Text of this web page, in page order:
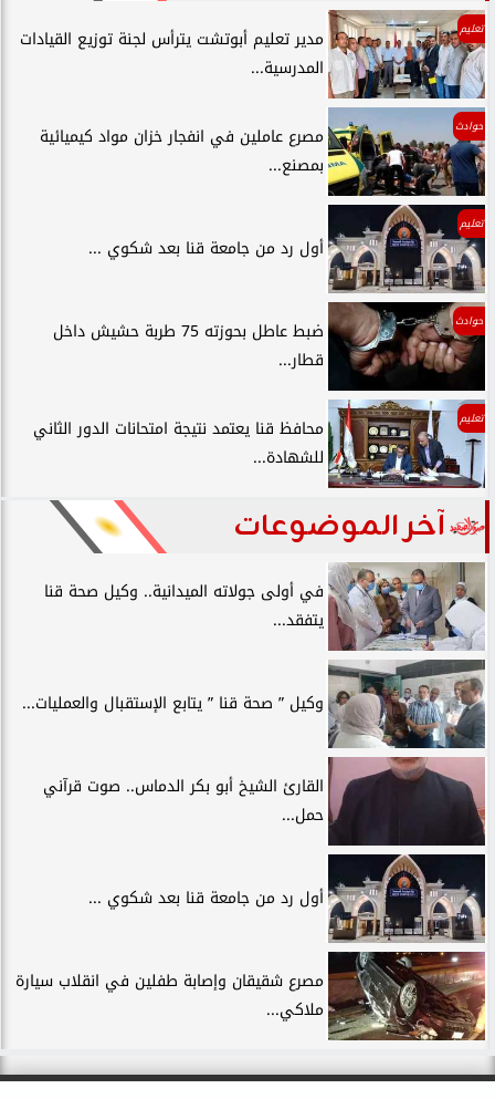
تعليم
مدير تعليم أبوتشت يترأس لجنة توزيع القيادات
المدرسية...
حوادث
مصرع عاملين في انفجار خزان مواد كيميائية
بمصنع...
تعليم
أول رد من جامعة قنا بعد شكوي ...
حوادث
ضبط عاطل بحوزته 75 طربة حشيش داخل
قطار...
تعليم
محافظ قنا يعتمد نتيجة امتحانات الدور الثاني
للشهادة...
آخر الموضوعات
في أولى جولاته الميدانية.. وكيل صحة قنا
يتفقد...
وكيل ” صحة قنا ” يتابع الإستقبال والعمليات...
القارئ الشيخ أبو بكر الدماس.. صوت قرآني
حمل...
أول رد من جامعة قنا بعد شكوي ...
مصرع شقيقان وإصابة طفلين في انقلاب سيارة
ملاكي...